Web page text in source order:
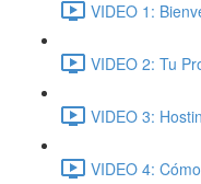
VIDEO 1:
VIDEO 2: Tu
VIDEO 3:
VIDEO 4: